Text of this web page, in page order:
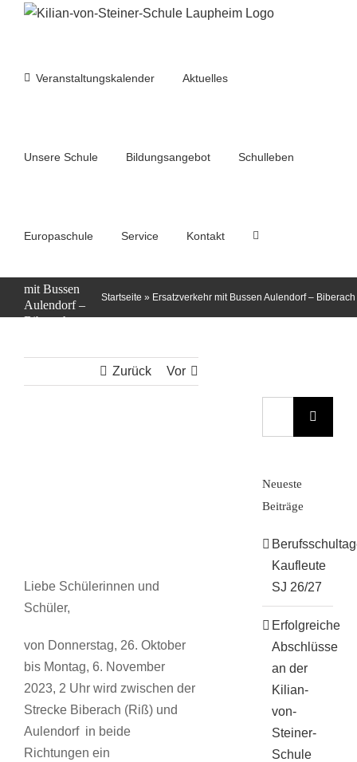
Veranstaltungskalender Aktuelles
Unsere Schule Bildungsangebot Schulleben
Europaschule Service Kontakt
mit Bussen
Aulendorf –
Biberach
Startseite » Ersatzverkehr mit Bussen Aulendorf – Biberach
Zurück Vor
Liebe Schülerinnen und
Schüler,
von Donnerstag, 26. Oktober
bis Montag, 6. November
2023, 2 Uhr wird zwischen der
Strecke Biberach (Riß) und
Aulendorf in beide
Richtungen ein
Neueste
Beiträge
Kaufleute
SJ 26/27
Erfolgreiche
Abschlüsse
an der
Kilian-
von-
Steiner-
Schule